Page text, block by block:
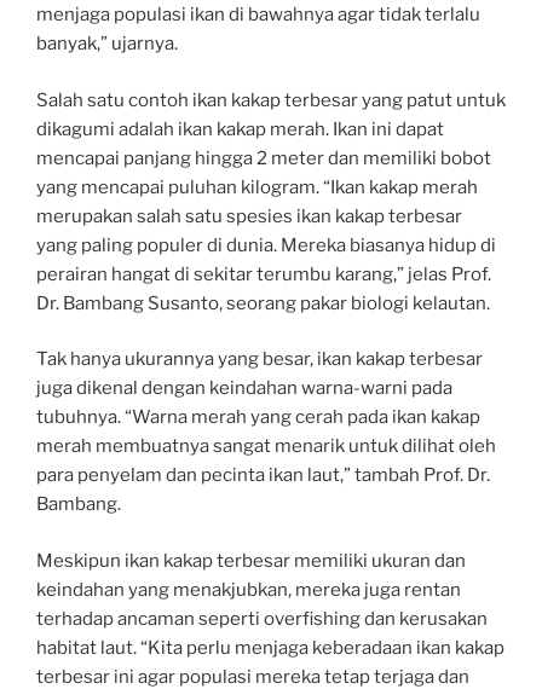
menjaga populasi ikan di bawahnya agar tidak terlalu
banyak,” ujarnya.
Salah satu contoh ikan kakap terbesar yang patut untuk
dikagumi adalah ikan kakap merah. Ikan ini dapat
mencapai panjang hingga 2 meter dan memiliki bobot
yang mencapai puluhan kilogram. “Ikan kakap merah
merupakan salah satu spesies ikan kakap terbesar
yang paling populer di dunia. Mereka biasanya hidup di
perairan hangat di sekitar terumbu karang,” jelas Prof.
Dr. Bambang Susanto, seorang pakar biologi kelautan.
Tak hanya ukurannya yang besar, ikan kakap terbesar
juga dikenal dengan keindahan warna-warni pada
tubuhnya. “Warna merah yang cerah pada ikan kakap
merah membuatnya sangat menarik untuk dilihat oleh
para penyelam dan pecinta ikan laut,” tambah Prof. Dr.
Bambang.
Meskipun ikan kakap terbesar memiliki ukuran dan
keindahan yang menakjubkan, mereka juga rentan
terhadap ancaman seperti overfishing dan kerusakan
habitat laut. “Kita perlu menjaga keberadaan ikan kakap
terbesar ini agar populasi mereka tetap terjaga dan